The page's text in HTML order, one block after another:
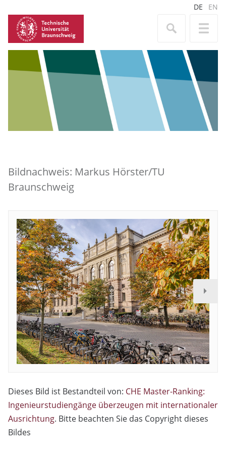
DE EN
Bildnachweis: Markus Hörster/TU
Braunschweig
Dieses Bild ist Bestandteil von: CHE Master-Ranking:
Ingenieurstudiengänge überzeugen mit internationaler
Ausrichtung. Bitte beachten Sie das Copyright dieses
Bildes